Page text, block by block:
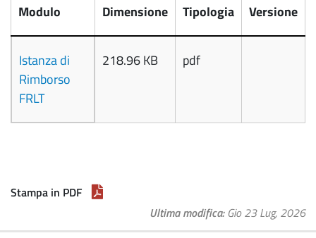
Modulo Dimensione Tipologia Versione
Istanza di
Rimborso
FRLT
218.96 KB pdf
Stampa in PDF
Ultima modifica Gio 23 Lug, 2026